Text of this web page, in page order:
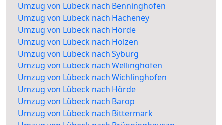
Umzug von Lübeck nach Benninghofen
Umzug von Lübeck nach Hacheney
Umzug von Lübeck nach Hörde
Umzug von Lübeck nach Holzen
Umzug von Lübeck nach Syburg
Umzug von Lübeck nach Wellinghofen
Umzug von Lübeck nach Wichlinghofen
Umzug von Lübeck nach Hörde
Umzug von Lübeck nach Barop
Umzug von Lübeck nach Bittermark